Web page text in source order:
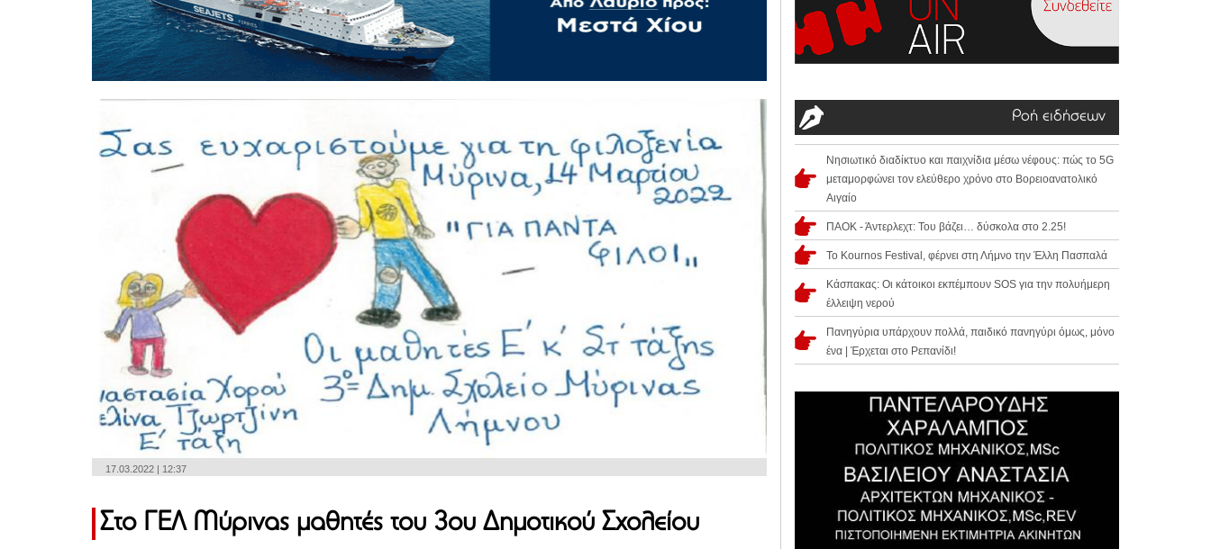
17.03.2022 | 12:37
Στο ΓΕΛ Μύρινας μαθητές του 3ου Δημοτικού Σχολείου
Ροή ειδήσεων
Νησιωτικό διαδίκτυο και παιχνίδια μέσω νέφους: πώς το 5G
μεταμορφώνει τον ελεύθερο χρόνο στο Βορειοανατολικό
Αιγαίο
ΠΑΟΚ - Άντερλεχτ: Του βάζει… δύσκολα στο 2.25!
Το Kournos Festival, φέρνει στη Λήμνο την Έλλη Πασπαλά
Κάσπακας: Οι κάτοικοι εκπέμπουν SOS για την πολυήμερη
έλλειψη νερού
Πανηγύρια υπάρχουν πολλά, παιδικό πανηγύρι όμως, μόνο
ένα | Έρχεται στο Ρεπανίδι!